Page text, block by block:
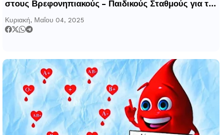
στους Βρεφονηπιακούς – Παιδικούς Σταθμούς για το
Κυριακή, Μαΐου 04, 2025